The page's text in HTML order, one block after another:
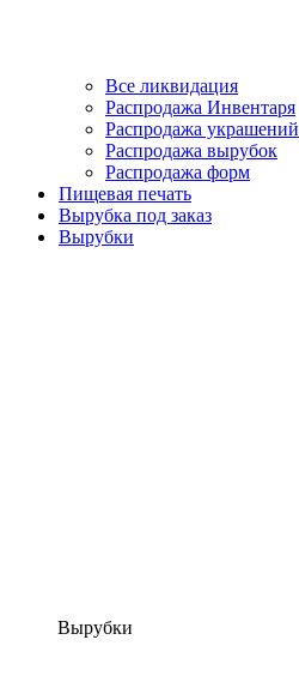
Все ликвидация
Распродажа Инвентаря
Распродажа украшений
Распродажа вырубок
Распродажа форм
Пищевая печать
Вырубка под заказ
Вырубки
Вырубки